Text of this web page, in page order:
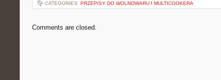
CATEGORIES: PRZEPISY DO WOLNOWARU I MULTICOOKERA
Comments are closed.